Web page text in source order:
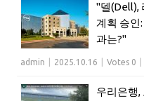
"델(Dell),
계획 승인
과는?"
admin 2025.10.16 Votes 0
우리은행,